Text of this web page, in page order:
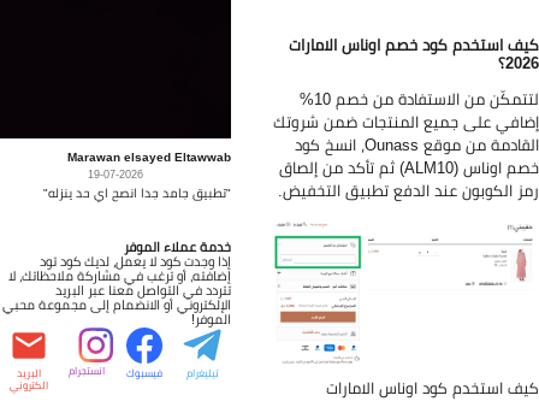
استخدم كود خصم اوناس الامارات
لتتمكّن من الاستفادة من خصم 10%
على جميع المنتجات ضمن شروتك
القادمة من موقع Ounass، انسخ كود
خصم اوناس (ALM10) ثم تأكد من إلصاق
الكوبون عند الدفع تطبيق التخفيض.
استخدم كود اوناس الامارات
Marawan elsayed Eltawwab
19-07-2026
"تطبيق جامد جدا انصح اي حد ينزله"
خدمة عملاء الموفر
إذا وجدت كود لا يعمل، لديك كود تود
إضافته، أو ترغب في مشاركة ملاحظاتك، لا
تتردد في التواصل معنا عبر البريد
الإلكتروني أو الانضمام إلى مجموعة محبي
الموفر!
تيليغرام فيسبوك انستجرام البريد
الكتروني